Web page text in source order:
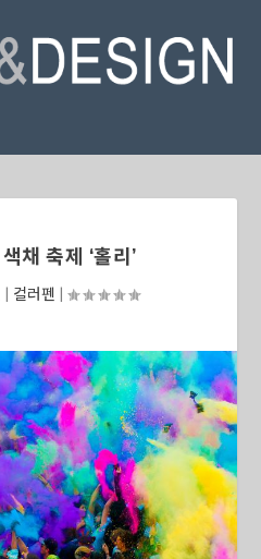
채 축제 ‘홀리’
컬러펜